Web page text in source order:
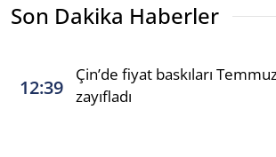
Son Dakika Haberler
12:39
Çin’de fiyat baskıları
zayıfladı